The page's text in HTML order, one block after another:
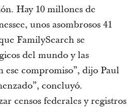
Hay 10 millones de
unos asombrosos 41
FamilySearch se
del mundo y las
compromiso”, dijo Paul
concluyó.
censos federales y registros